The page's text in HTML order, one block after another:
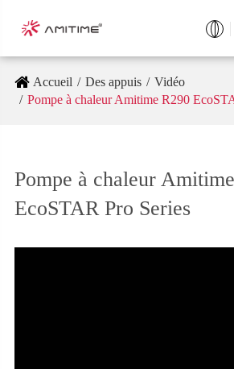
Accueil Des appuis
Vidéo
Pompe à chaleur Amitime R290
Pompe à chaleur
EcoSTAR Pro Series